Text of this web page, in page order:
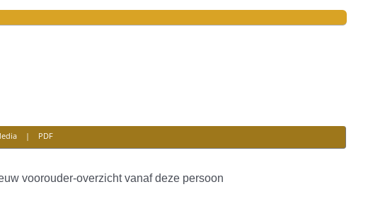
| PDF
voorouder-overzicht vanaf deze persoon